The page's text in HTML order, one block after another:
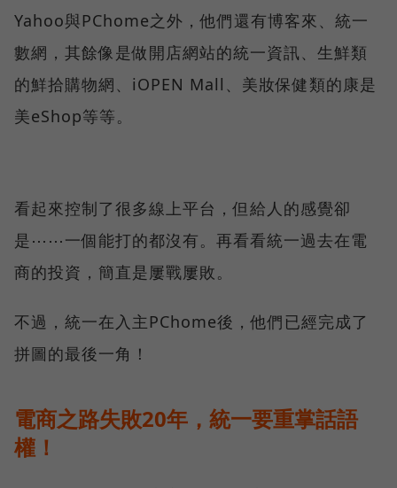
Yahoo與PChome之外，他們還有博客來、統一
數網，其餘像是做開店網站的統一資訊、生鮮類
的鮮拾購物網、iOPEN Mall、美妝保健類的康是
美eShop等等。
看起來控制了很多線上平台，但給人的感覺卻
是⋯⋯一個能打的都沒有。再看看統一過去在電
商的投資，簡直是屢戰屢敗。
不過，統一在入主PChome後，他們已經完成了
拼圖的最後一角！
電商之路失敗20年，統一要重掌話語
權！